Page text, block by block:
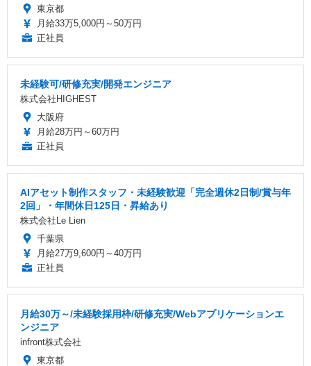
東京都
月給33万5,000円～50万円
正社員
未経験可/研修充実/開発エンジニア
株式会社HIGHEST
大阪府
月給28万円～60万円
正社員
AIアセット制作スタッフ・未経験歓迎「完全週休2日制/賞与年
2回」・年間休日125日・昇給あり
株式会社Le Lien
千葉県
月給27万9,600円～40万円
正社員
月給30万～/未経験採用枠/研修充実/Webアプリケーションエ
ンジニア
infront株式会社
東京都